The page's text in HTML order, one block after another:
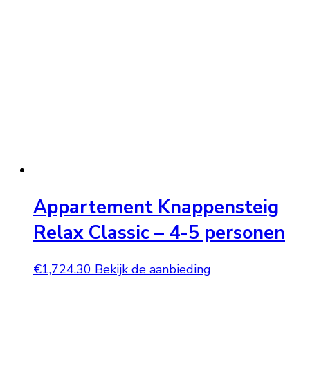
Appartement Knappensteig
Relax Classic – 4-5 personen
€1,724.30 Bekijk de aanbieding